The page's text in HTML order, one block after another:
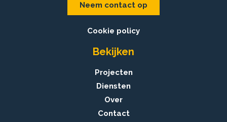
Neem contact op
Cookie policy
Bekijken
Projecten
Diensten
Over
Contact